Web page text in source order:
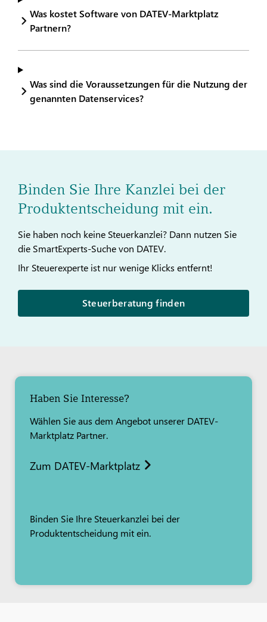
Was kostet Software von DATEV-Marktplatz
Partnern?
Was sind die Voraussetzungen für die Nutzung der
genannten Datenservices?
Binden Sie Ihre Kanzlei bei der
Produktentscheidung mit ein.
Sie haben noch keine Steuerkanzlei? Dann nutzen Sie
die SmartExperts-Suche von DATEV.
Ihr Steuerexperte ist nur wenige Klicks entfernt!
Steuerberatung finden
Haben Sie Interesse?
Wählen Sie aus dem Angebot unserer DATEV-
Marktplatz Partner.
Zum DATEV-Marktplatz
Binden Sie Ihre Steuerkanzlei bei der
Produktentscheidung mit ein.